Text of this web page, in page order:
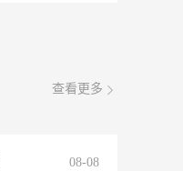
查看更多
08-08